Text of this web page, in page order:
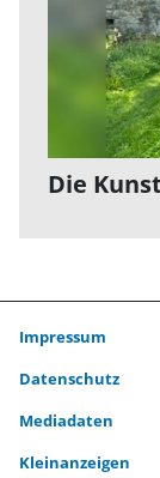
Die
Impressum
Datenschutz
Mediadaten
Kleinanzeigen